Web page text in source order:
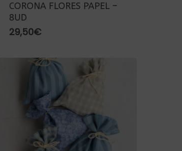
CORONA FLORES PAPEL –
8UD
29,50€